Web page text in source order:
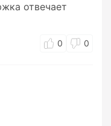
отвечает
0 0